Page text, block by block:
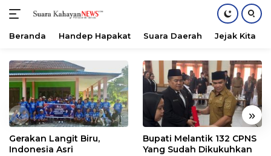
konten
Beranda Handep Hapakat Suara Daerah Jejak Kita
« »
Gerakan Langit Biru,
Indonesia Asri
Bupati Melantik 132 CPNS
Yang Sudah Dikukuhkan